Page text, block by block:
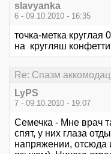
slavyanka
6 - 09.10.2010 - 16:35
точка-метка круглая
на кругляш
Re: Спазм
LyPS
7 - 09.10.2010 - 19:07
Семечка - Мне врач
спят, у них глаза
напряжении, отсюда